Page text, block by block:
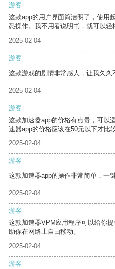
游客
这款app的用户界面简洁明了，使用
悉操作。我不用看说明书，就可以轻
2025-02-04
游客
这款游戏的剧情非常感人，让我久久
2025-02-04
游客
这款加速器app的价格有点贵，可以
速器app的价格应该在50元以下才比较
2025-02-04
游客
这款加速器app的操作非常简单，一
2025-02-04
游客
这款加速器VPM应用程序可以给你
助你在网络上自由移动。
2025-02-04
游客